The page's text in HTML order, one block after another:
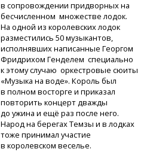
в сопровождении придворных на
бесчисленном множестве лодок.
На одной из королевских лодок
разместились 50 музыкантов,
исполнявших написанные Георгом
Фридрихом Генделем специально
к этому случаю оркестровые сюиты
«Музыка на воде». Король был
в полном восторге и приказал
повторить концерт дважды
до ужина и ещё раз после него.
Народ на берегах Темзы и в лодках
тоже принимал участие
в королевском веселье.